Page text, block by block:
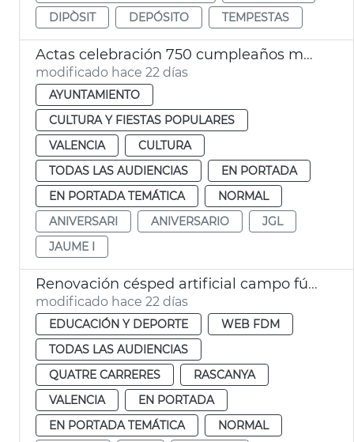
DIPÒSIT
DEPÓSITO TEMPESTAS
Actas celebración 750 cumpleaños muerto Jaime I València
modificado hace 22 días
AYUNTAMIENTO
CULTURA Y FIESTAS POPULARES
VALENCIA
CULTURA
TODAS LAS AUDIENCIAS
EN PORTADA
EN PORTADA TEMÁTICA
NORMAL
ANIVERSARI
ANIVERSARIO
JGL
JAUME I
Renovación césped artificial campo fútbol Orriols y Quatre Carreres y campo rugby Cuatro Carreres València
modificado hace 22 días
EDUCACIÓN Y DEPORTE
WEB FDM
TODAS LAS AUDIENCIAS
QUATRE CARRERES
RASCANYA
VALENCIA
EN PORTADA
EN PORTADA TEMÁTICA
NORMAL